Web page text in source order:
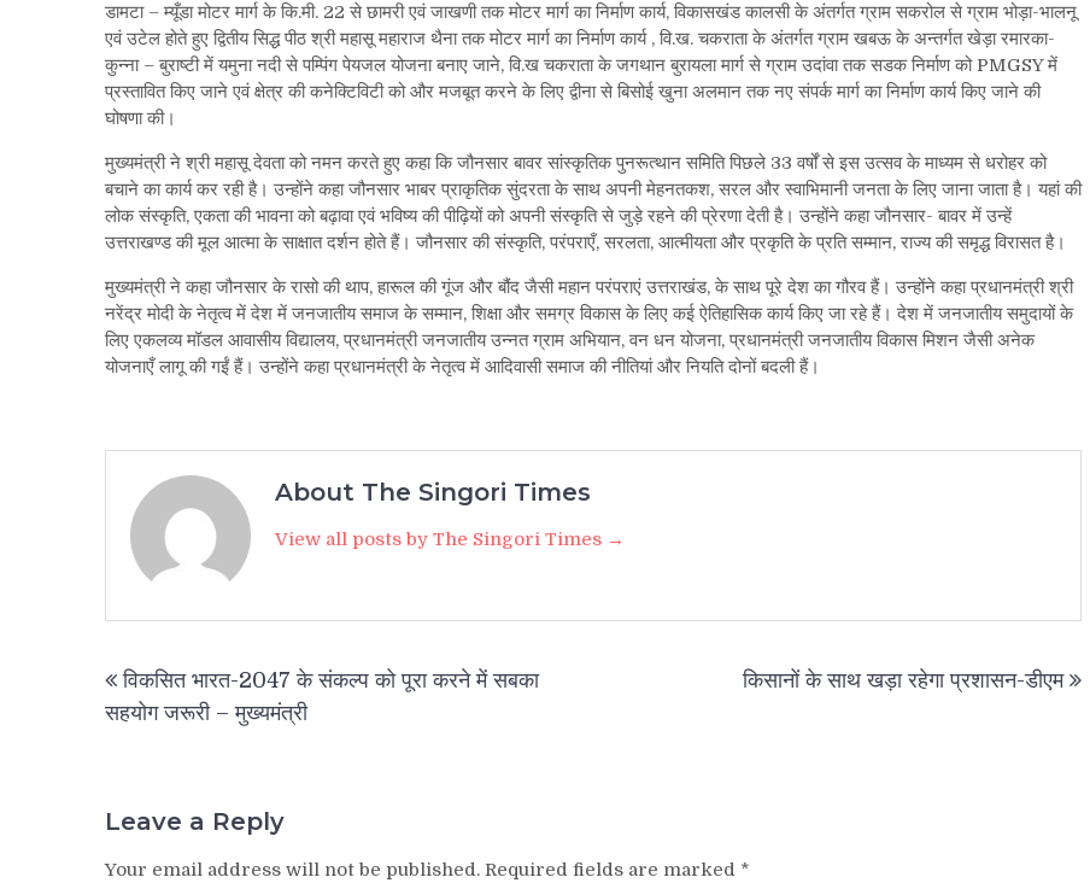
डामटा – म्यूँडा मोटर मार्ग के कि.मी. 22 से छामरी एवं जाखणी तक मोटर मार्ग का निर्माण कार्य, विकासखंड कालसी के अंतर्गत ग्राम सकरोल से ग्राम भोड़ा-भालनू
एवं उटेल होते हुए द्वितीय सिद्ध पीठ श्री महासू महाराज थैना तक मोटर मार्ग का निर्माण कार्य , वि.ख. चकराता के अंतर्गत ग्राम खबऊ के अन्तर्गत खेड़ा रमारका-
कुन्ना – बुराष्टी में यमुना नदी से पम्पिंग पेयजल योजना बनाए जाने, वि.ख चकराता के जगथान बुरायला मार्ग से ग्राम उदांवा तक सडक निर्माण को PMGSY में
प्रस्तावित किए जाने एवं क्षेत्र की कनेक्टिविटी को और मजबूत करने के लिए द्वीना से बिसोई खुना अलमान तक नए संपर्क मार्ग का निर्माण कार्य किए जाने की
घोषणा की।
मुख्यमंत्री ने श्री महासू देवता को नमन करते हुए कहा कि जौनसार बावर सांस्कृतिक पुनरूत्थान समिति पिछले 33 वर्षों से इस उत्सव के माध्यम से धरोहर को
बचाने का कार्य कर रही है। उन्होंने कहा जौनसार भाबर प्राकृतिक सुंदरता के साथ अपनी मेहनतकश, सरल और स्वाभिमानी जनता के लिए जाना जाता है। यहां की
लोक संस्कृति, एकता की भावना को बढ़ावा एवं भविष्य की पीढ़ियों को अपनी संस्कृति से जुड़े रहने की प्रेरणा देती है। उन्होंने कहा जौनसार- बावर में उन्हें
उत्तराखण्ड की मूल आत्मा के साक्षात दर्शन होते हैं। जौनसार की संस्कृति, परंपराएँ, सरलता, आत्मीयता और प्रकृति के प्रति सम्मान, राज्य की समृद्ध विरासत है।
मुख्यमंत्री ने कहा जौनसार के रासो की थाप, हारूल की गूंज और बौंद जैसी महान परंपराएं उत्तराखंड, के साथ पूरे देश का गौरव हैं। उन्होंने कहा प्रधानमंत्री श्री
नरेंद्र मोदी के नेतृत्व में देश में जनजातीय समाज के सम्मान, शिक्षा और समग्र विकास के लिए कई ऐतिहासिक कार्य किए जा रहे हैं। देश में जनजातीय समुदायों के
लिए एकलव्य मॉडल आवासीय विद्यालय, प्रधानमंत्री जनजातीय उन्नत ग्राम अभियान, वन धन योजना, प्रधानमंत्री जनजातीय विकास मिशन जैसी अनेक
योजनाएँ लागू की गईं हैं। उन्होंने कहा प्रधानमंत्री के नेतृत्व में आदिवासी समाज की नीतियां और नियति दोनों बदली हैं।
About The Singori Times
View all posts by The Singori Times →
navigation
विकसित भारत-2047 के संकल्प को पूरा करने में सबका
सहयोग जरूरी – मुख्यमंत्री
किसानों के साथ खड़ा रहेगा प्रशासन-डीएम
Leave a Reply
Your email address will not be published. Required fields are marked *